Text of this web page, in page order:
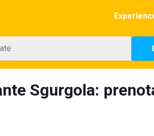
Sgurgola: